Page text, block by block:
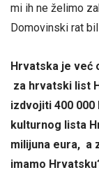
mi ih ne želimo
Domovinski rat
Hrvatska je već
za hrvatski list
izdvojiti 400 000
kulturnog lista
milijuna eura, a
imamo